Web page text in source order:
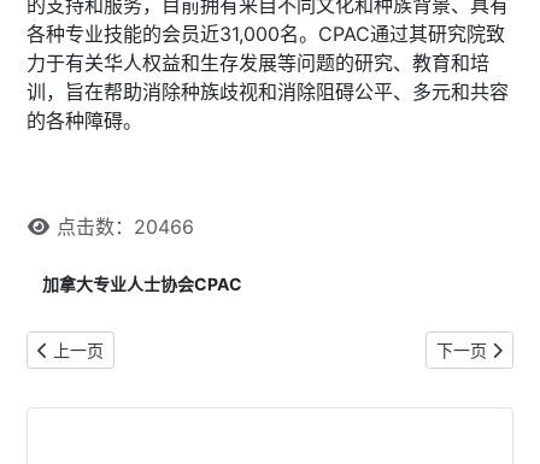
的支持和服务，目前拥有来自不同文化和种族背景、具有
各种专业技能的会员近31,000名。CPAC通过其研究院致
力于有关华人权益和生存发展等问题的研究、教育和培
训，旨在帮助消除种族歧视和消除阻碍公平、多元和共容
的各种障碍。
点击数：20466
加拿大专业人士协会CPAC
上一篇文章: 新疆没有海 怎么养海鲜
上一页 下一篇文章:
下一页